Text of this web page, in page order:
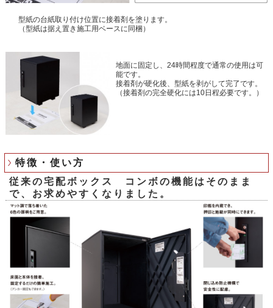
型紙の台紙取り付け位置に接着剤を塗ります。
（型紙は据え置き施工用ベースに同梱）
地面に固定し、24時間程度で通常の使用は可
能です。
接着剤が硬化後、型紙を剥がして完了です。
（接着剤の完全硬化には10日程必要です。）
特徴・使い方
従来の宅配ボックス コンボの機能はそのまま
で、お求めやすくなりました。